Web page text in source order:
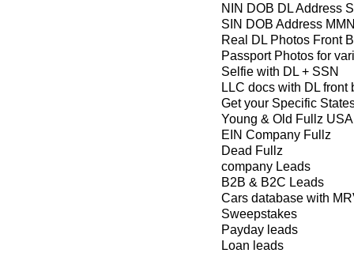
NIN DOB DL Address
SIN DOB Address
Real DL Photos Front
Passport Photos for
Selfie with DL + SSN
LLC docs with DL front
Get your Specific
Young & Old Fullz USA
EIN Company Fullz
Dead Fullz
company Leads
B2B & B2C Leads
Cars database with
Sweepstakes
Payday leads
Loan leads